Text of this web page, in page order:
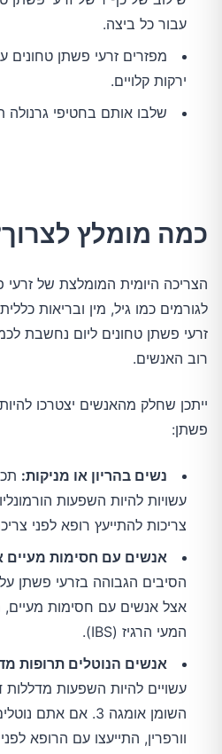
עבור כל ביצה.
מפזרים זרעי פשתן טחונים
ירקות קלויים.
שלבו אותם בחטיפי
כמה מומלץ
הצריכה היומית המומלצת של
זרעי פשתן טחונים ליום נחשבת
רוב האנשים.
ייתכן שחלק מהאנשים יצטרכו
פשתן:
נשים בהריון או מניקות:
עשויות להיות השפעות
צריכות להתייעץ רופא לפני
אנשים עם חסימות מעיים
הסיבים הגבוהה בזרעי פשתן
אצל אנשים עם חסימות
המעי הרגיז (IBS).
אנשים הנוטלים תרופות
עשויים להיות השפעות
השומן אומגה 3. אם
וורפרין, התייעצו עם הרופא